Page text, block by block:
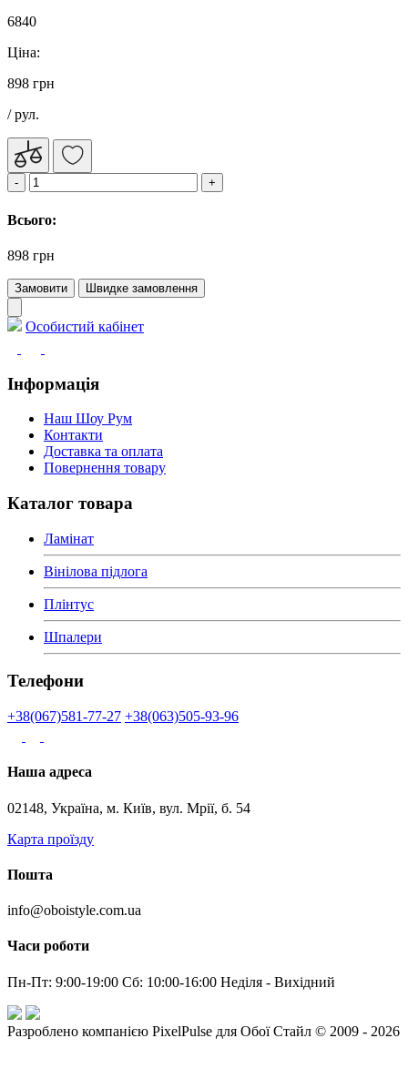
6840
Ціна:
898 грн
/ рул.
Всього:
898 грн
Замовити Швидке замовлення
Особистий кабінет
Інформація
Наш Шоу Рум
Контакти
Доставка та оплата
Повернення товару
Каталог товара
Ламінат
Вінілова підлога
Плінтус
Шпалери
Телефони
+38(067)581-77-27 +38(063)505-93-96
Наша адреса
02148, Україна, м. Київ, вул. Мрії, б. 54
Карта проїзду
Пошта
info@oboistyle.com.ua
Часи роботи
Пн-Пт: 9:00-19:00 Сб: 10:00-16:00 Неділя - Вихідний
Разроблено компанією PixelPulse для Обої Стайл © 2009 - 2026